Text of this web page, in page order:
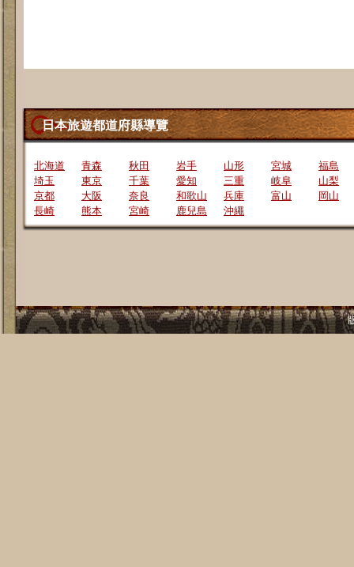
日本旅遊都道府縣導覽
北海道 青森 秋田 岩手 山形 宮城
福島
埼玉
東京 千葉 愛知 三重 岐阜
山梨
京都
大阪 奈良 和歌山 兵庫 富山
岡山
長崎
熊本 宮崎 鹿兒島 沖繩